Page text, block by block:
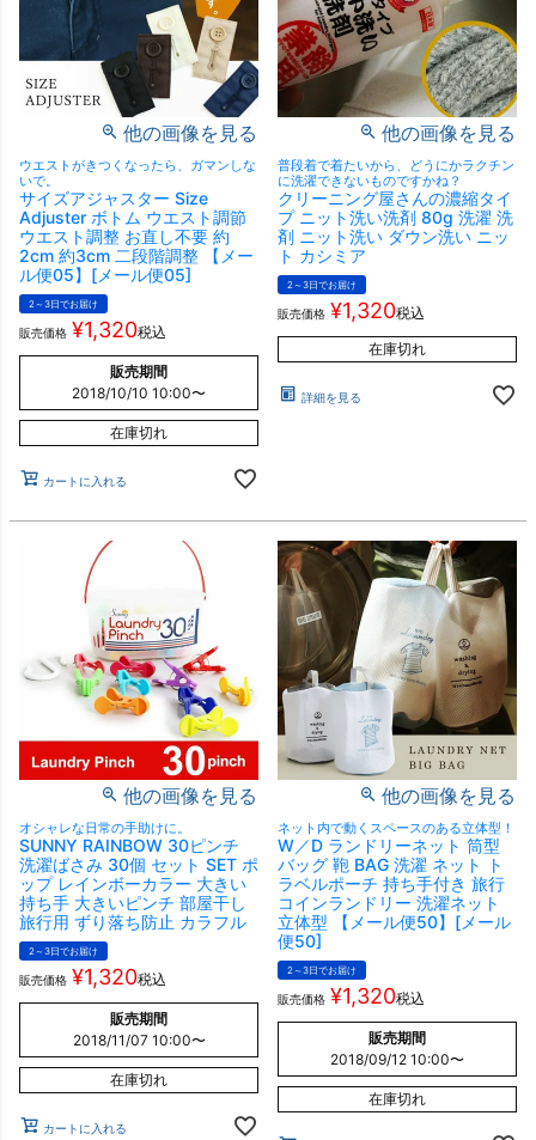
他の画像を見る
ウエストがきつくなったら、ガマンしな
いで。
サイズアジャスター Size
Adjuster ボトム ウエスト調節
ウエスト調整 お直し不要 約
2cm 約3cm 二段階調整 【メー
ル便05】[メール便05]
2～3日でお届け
販売価格 ¥1,320税込
販売期間
2018/10/10 10:00〜
在庫切れ
カートに入れる
他の画像を見る
普段着で着たいから、どうにかラクチン
に洗濯できないものですかね？
クリーニング屋さんの濃縮タイ
プ ニット洗い洗剤 80g 洗濯 洗
剤 ニット洗い ダウン洗い ニッ
ト カシミア
2～3日でお届け
販売価格 ¥1,320税込
在庫切れ
詳細を見る
他の画像を見る
オシャレな日常の手助けに。
SUNNY RAINBOW 30ピンチ
洗濯ばさみ 30個 セット SET ポ
ップ レインボーカラー 大きい
持ち手 大きいピンチ 部屋干し
旅行用 ずり落ち防止 カラフル
2～3日でお届け
販売価格 ¥1,320税込
販売期間
2018/11/07 10:00〜
在庫切れ
カートに入れる
他の画像を見る
ネット内で動くスペースのある立体型！
W／D ランドリーネット 筒型
バッグ 鞄 BAG 洗濯 ネット ト
ラベルポーチ 持ち手付き 旅行
コインランドリー 洗濯ネット
立体型 【メール便50】[メール
便50]
2～3日でお届け
販売価格 ¥1,320税込
販売期間
2018/09/12 10:00〜
在庫切れ